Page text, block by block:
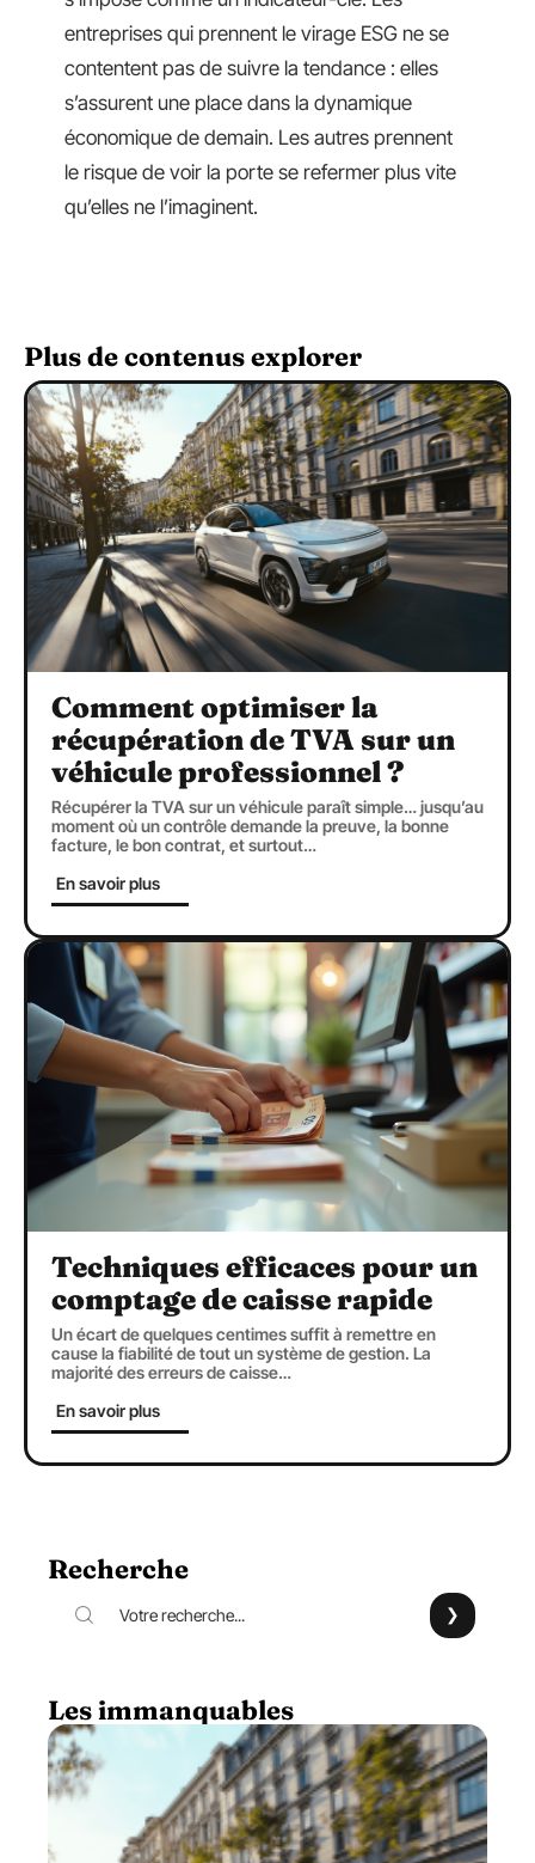
entreprises qui prennent le virage ESG ne se
contentent pas de suivre la tendance : elles
s’assurent une place dans la dynamique
économique de demain. Les autres prennent
le risque de voir la porte se refermer plus vite
qu’elles ne l’imaginent.
Plus de contenus explorer
Comment optimiser la
récupération de TVA sur un
véhicule professionnel ?
Récupérer la TVA sur un véhicule paraît simple… jusqu’au
moment où un contrôle demande la preuve, la bonne
facture, le bon contrat, et surtout…
En savoir plus
Techniques efficaces pour un
comptage de caisse rapide
Un écart de quelques centimes suffit à remettre en
cause la fiabilité de tout un système de gestion. La
majorité des erreurs de caisse…
En savoir plus
Recherche
Les immanquables